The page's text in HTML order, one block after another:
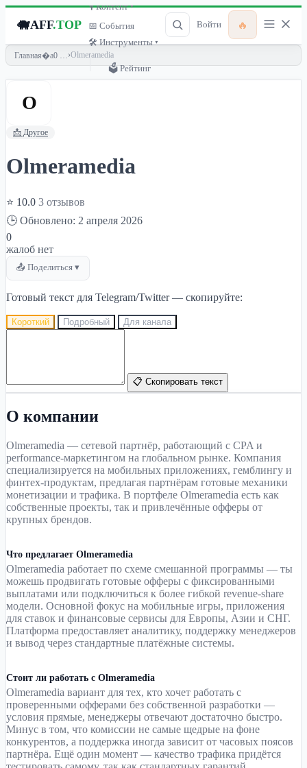
🐗AFF.TOP
🎙 Контент ▾
📅 События
🛠 Инструменты ▾
🗳 Рейтинг
Войти 🔥
Главная ›Olmeramedia
O
📩 Другое
Olmeramedia
⭐ 10.0 3 отзывов
🕒 Обновлено: 2 апреля 2026
0
жалоб нет
📤 Поделиться ▾
Готовый текст для Telegram/Twitter — скопируйте:
Короткий Подробный Для канала
📋 Скопировать текст
О компании
Olmeramedia — сетевой партнёр, работающий с CPA и
performance-маркетингом на глобальном рынке. Компания
специализируется на мобильных приложениях, гемблингу и
финтех-продуктам, предлагая партнёрам готовые механики
монетизации и трафика. В портфеле Olmeramedia есть как
собственные проекты, так и привлечённые офферы от
крупных брендов.
Что предлагает Olmeramedia
Olmeramedia работает по схеме смешанной программы — ты
можешь продвигать готовые офферы с фиксированными
выплатами или подключиться к более гибкой revenue-share
модели. Основной фокус на мобильные игры, приложения
для ставок и финансовые сервисы для Европы, Азии и СНГ.
Платформа предоставляет аналитику, поддержку менеджеров
и вывод через стандартные платёжные системы.
Стоит ли работать с Olmeramedia
Olmeramedia вариант для тех, кто хочет работать с
проверенными офферами без собственной разработки —
условия прямые, менеджеры отвечают достаточно быстро.
Минус в том, что комиссии не самые щедрые на фоне
конкурентов, а поддержка иногда зависит от часовых поясов
партнёра. Ещё один момент — качество трафика придётся